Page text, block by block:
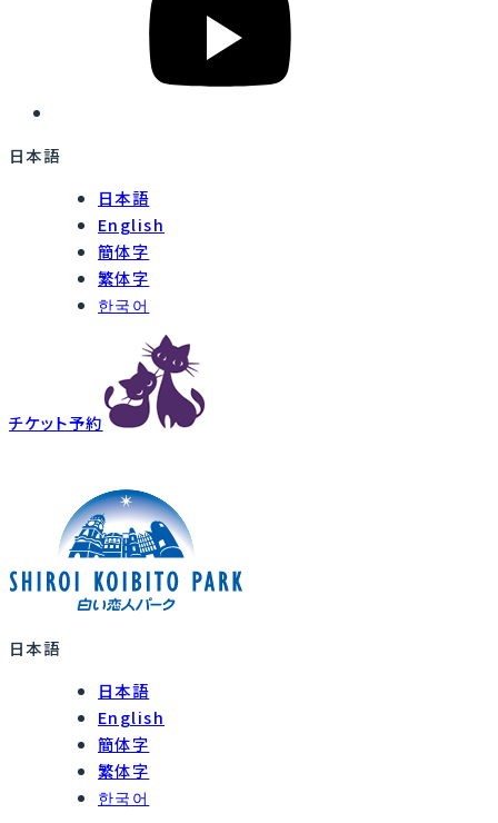
日本語
日本語
English
簡体字
繁体字
한국어
チケット予約
日本語
日本語
English
簡体字
繁体字
한국어